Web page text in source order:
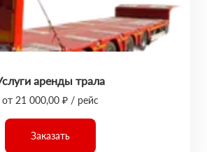
аренды трала
от 21 000,00 ₽ / рейс
Заказать